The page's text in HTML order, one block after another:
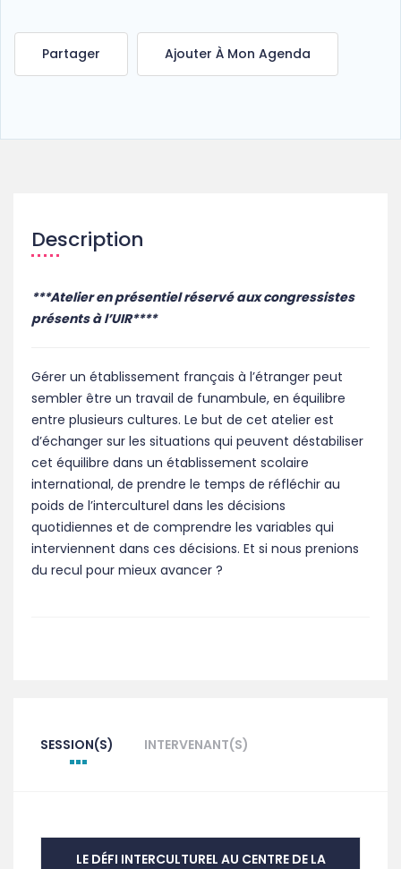
Partager Ajouter À Mon Agenda
Description
***Atelier en présentiel réservé aux congressistes
présents à l’UIR****
Gérer un établissement français à l’étranger peut
sembler être un travail de funambule, en équilibre
entre plusieurs cultures. Le but de cet atelier est
d’échanger sur les situations qui peuvent déstabiliser
cet équilibre dans un établissement scolaire
international, de prendre le temps de réfléchir au
poids de l’interculturel dans les décisions
quotidiennes et de comprendre les variables qui
interviennent dans ces décisions. Et si nous prenions
du recul pour mieux avancer ?
SESSION(S) INTERVENANT(S)
LE DÉFI INTERCULTUREL AU CENTRE DE LA